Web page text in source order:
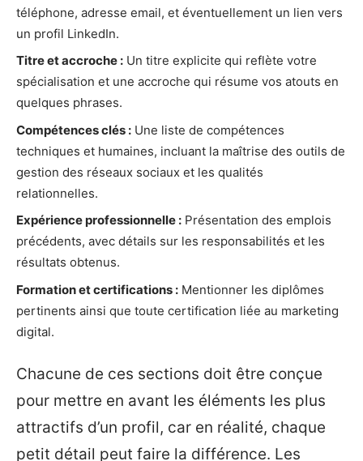
téléphone, adresse email, et éventuellement un lien vers
un profil LinkedIn.
Titre et accroche : Un titre explicite qui reflète votre
spécialisation et une accroche qui résume vos atouts en
quelques phrases.
Compétences clés : Une liste de compétences
techniques et humaines, incluant la maîtrise des outils de
gestion des réseaux sociaux et les qualités
relationnelles.
Expérience professionnelle : Présentation des emplois
précédents, avec détails sur les responsabilités et les
résultats obtenus.
Formation et certifications : Mentionner les diplômes
pertinents ainsi que toute certification liée au marketing
digital.
Chacune de ces sections doit être conçue
pour mettre en avant les éléments les plus
attractifs d’un profil, car en réalité, chaque
petit détail peut faire la différence. Les